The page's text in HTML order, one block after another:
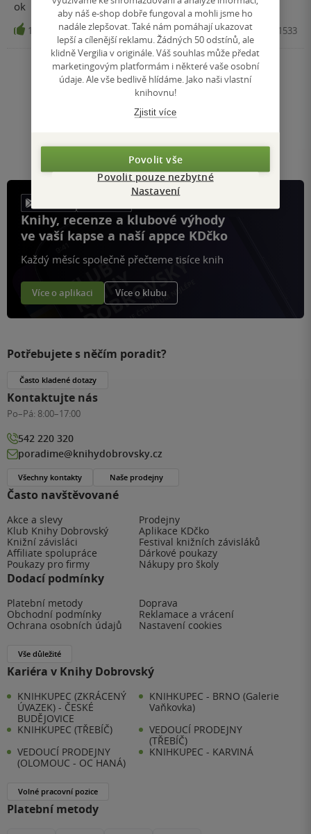
ok
12 Kniha, Metafora, 2009, 9788073591533
Nahoru
Zobrazeno 20 z 20
1
Přejít
stránku
/ 1
Knihy, recenze a klubové výhody
ve vaší kapse a naší appce KDčko
Každý měsíc společně přečteme tisíce knih
Více o aplikaci Více o klubu
Často navštěvované
Akce a slevy
Prodejny
Klub Knihy Dobrovský
Aplikace KDčko
Knižní závisláci
Festival knižních závisláků
Affiliate spolupráce
Dárkové poukazy
Poukazy pro firmy
Nákupy pro školy
Dodací podmínky
Platební metody
Doprava
Obchodní podmínky
Reklamace a vrácení
Ochrana osobních údajů
Nastavení cookies
Vše důležité
Kariéra v Knihy Dobrovský
KNIHKUPEC (ZKRÁCENÝ
ÚVAZEK) - ČESKÉ
BUDĚJOVICE
KNIHKUPEC - BRNO (Galerie
Vaňkovka)
KNIHKUPEC (TŘEBÍČ)
VEDOUCÍ PRODEJNY
(TŘEBÍČ)
VEDOUCÍ PRODEJNY
(OLOMOUC - OC HANÁ)
KNIHKUPEC - KARVINÁ
Volné pracovní pozice
Platební metody
Potřebujete s něčím poradit?
Často kladené dotazy
Kontaktujte nás
Po–Pá: 8:00–17:00
542 220 320
poradime@knihydobrovsky.cz
Všechny kontakty Naše prodejny
aby náš e-shop dobře fungoval a mohli jsme ho
nadále zlepšovat. Také nám pomáhají ukazovat
lepší a cílenější reklamu. Žádných 50 odstínů, ale
klidně Vergilia v originále. Váš souhlas může předat
marketingovým platformám i některé vaše osobní
údaje. Ale vše bedlivě hlídáme. Jako naši vlastní
knihovnu!
Zjistit více
Povolit vše
Povolit pouze nezbytné
Nastavení